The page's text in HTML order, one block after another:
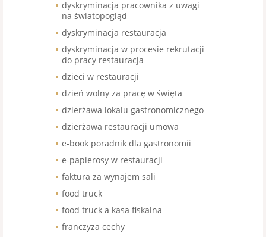
dyskryminacja pracownika z uwagi
na światopogląd
dyskryminacja restauracja
dyskryminacja w procesie rekrutacji
do pracy restauracja
dzieci w restauracji
dzień wolny za pracę w święta
dzierżawa lokalu gastronomicznego
dzierżawa restauracji umowa
e-book poradnik dla gastronomii
e-papierosy w restauracji
faktura za wynajem sali
food truck
food truck a kasa fiskalna
franczyza cechy